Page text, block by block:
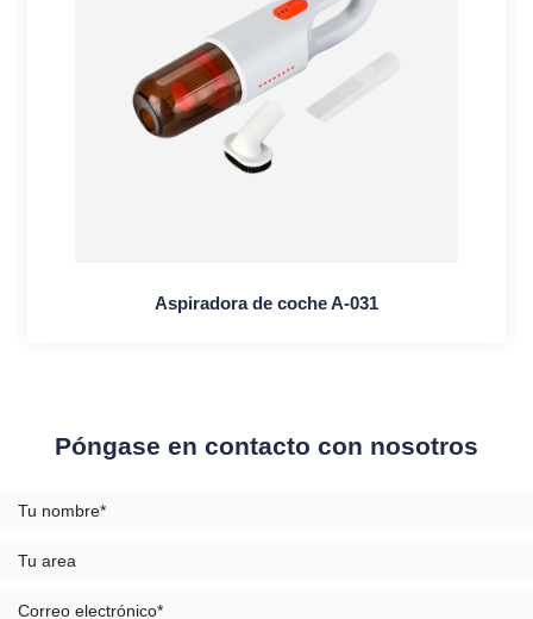
Aspiradora de coche A-031
Póngase en contacto con nosotros